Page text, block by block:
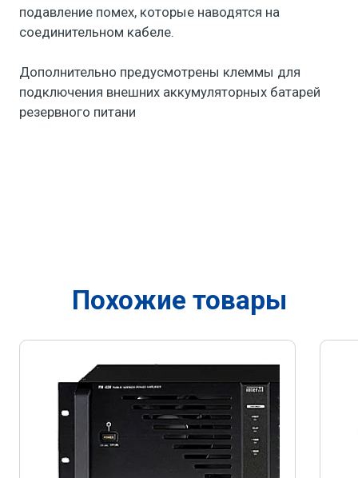
подавление помех, которые наводятся на
соединительном кабеле.
Дополнительно предусмотрены клеммы для
подключения внешних аккумуляторных батарей
резервного питани
Похожие товары